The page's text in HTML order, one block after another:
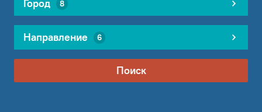
Город 8
Направление 6
Поиск